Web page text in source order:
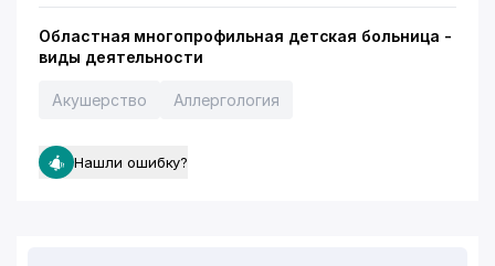
Областная многопрофильная детская больница -
виды деятельности
Акушерство Аллергология
Нашли ошибку?